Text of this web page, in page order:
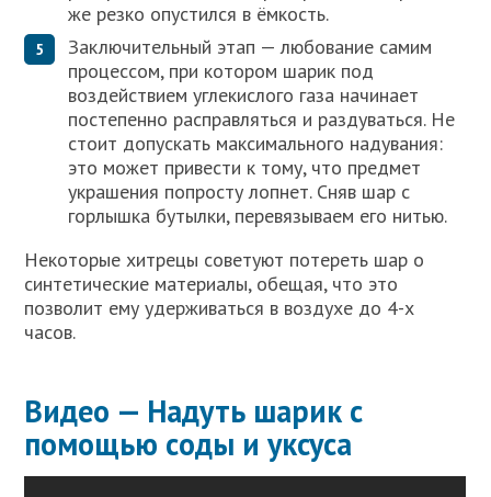
же резко опустился в ёмкость.
Заключительный этап — любование самим
процессом, при котором шарик под
воздействием углекислого газа начинает
постепенно расправляться и раздуваться. Не
стоит допускать максимального надувания:
это может привести к тому, что предмет
украшения попросту лопнет. Сняв шар с
горлышка бутылки, перевязываем его нитью.
Некоторые хитрецы советуют потереть шар о
синтетические материалы, обещая, что это
позволит ему удерживаться в воздухе до 4-х
часов.
Видео — Надуть шарик с
помощью соды и уксуса